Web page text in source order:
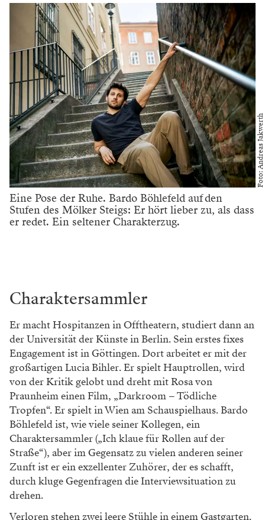
Foto: Andreas Jakwerth
Eine Pose der Ruhe. Bardo Böhlefeld auf den
Stufen des Mölker Steigs: Er hört lieber zu, als dass
er redet. Ein seltener Charakterzug.
Charaktersammler
Er macht Hospitanzen in Offtheatern, studiert dann an
der Universität der Künste in Berlin. Sein erstes fixes
Engagement ist in Göttingen. Dort arbeitet er mit der
großartigen Lucia Bihler. Er spielt Hauptrollen, wird
von der Kritik gelobt und dreht mit Rosa von
Praunheim einen Film, „Darkroom – Tödliche
Tropfen“. Er spielt in Wien am Schauspielhaus. Bardo
Böhlefeld ist, wie viele seiner Kollegen, ein
Charaktersammler („Ich klaue für Rollen auf der
Straße“), aber im Gegensatz zu vielen anderen seiner
Zunft ist er ein exzellenter Zuhörer, der es schafft,
durch kluge Gegenfragen die Interviewsituation zu
drehen.
Verloren stehen zwei leere Stühle in einem Gastgarten.